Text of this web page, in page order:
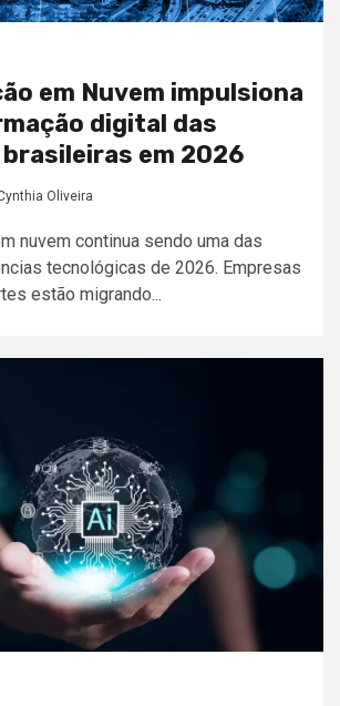
em Nuvem impulsiona
digital das
em 2026
Oliveira
nuvem continua sendo uma das
tecnológicas de 2026. Empresas
estão migrando...